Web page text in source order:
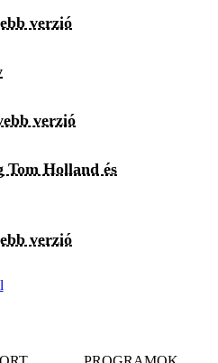
verzió
verzió
Tom Holland és
verzió